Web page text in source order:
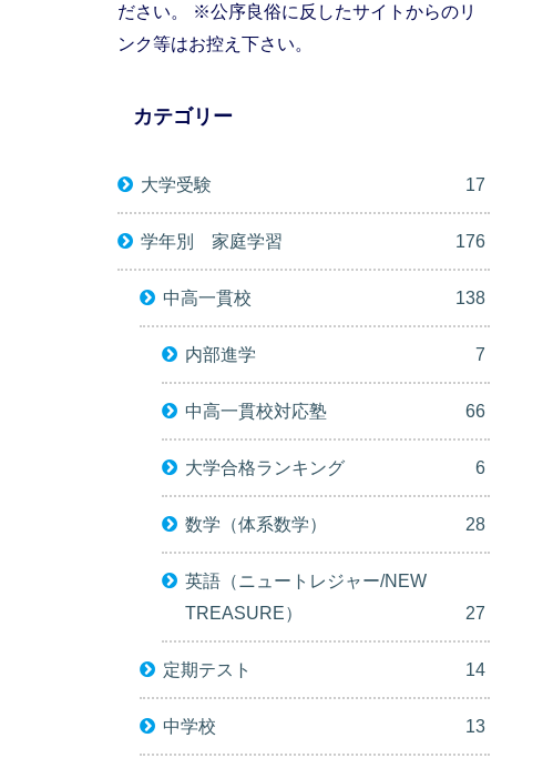
ださい。 ※公序良俗に反したサイトからのリ
ンク等はお控え下さい。
カテゴリー
大学受験 17
学年別 家庭学習 176
中高一貫校 138
内部進学 7
中高一貫校対応塾 66
大学合格ランキング 6
数学（体系数学） 28
英語（ニュートレジャー/NEW
TREASURE）
27
定期テスト 14
中学校 13